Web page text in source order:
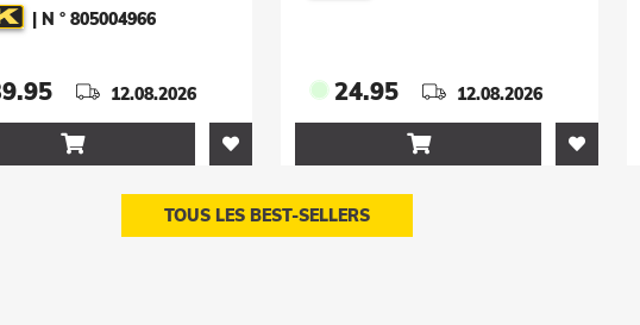
| N ° 805004966
12.08.2026

24.95 12.08.2026

TOUS LES BEST-SELLERS